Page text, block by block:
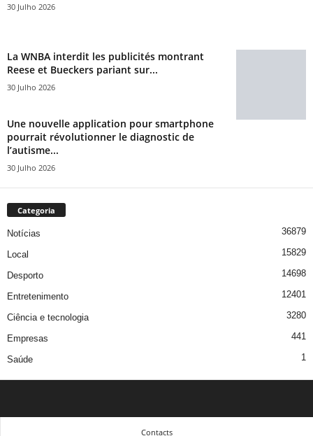
30 Julho 2026
La WNBA interdit les publicités montrant
Reese et Bueckers pariant sur...
30 Julho 2026
Une nouvelle application pour smartphone
pourrait révolutionner le diagnostic de
l’autisme...
30 Julho 2026
Categoria
Notícias 36879
Local 15829
Desporto 14698
Entretenimento 12401
Ciência e tecnologia 3280
Empresas 441
Saúde 1
Contacts